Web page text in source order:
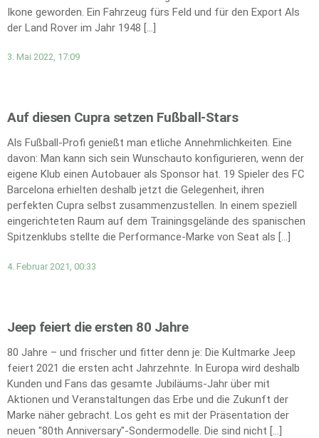
Ikone geworden. Ein Fahrzeug fürs Feld und für den Export Als
der Land Rover im Jahr 1948 […]
3. Mai 2022, 17:09
Auf diesen Cupra setzen Fußball-Stars
Als Fußball-Profi genießt man etliche Annehmlichkeiten. Eine
davon: Man kann sich sein Wunschauto konfigurieren, wenn der
eigene Klub einen Autobauer als Sponsor hat. 19 Spieler des FC
Barcelona erhielten deshalb jetzt die Gelegenheit, ihren
perfekten Cupra selbst zusammenzustellen. In einem speziell
eingerichteten Raum auf dem Trainingsgelände des spanischen
Spitzenklubs stellte die Performance-Marke von Seat als […]
4. Februar 2021, 00:33
Jeep feiert die ersten 80 Jahre
80 Jahre – und frischer und fitter denn je: Die Kultmarke Jeep
feiert 2021 die ersten acht Jahrzehnte. In Europa wird deshalb
Kunden und Fans das gesamte Jubiläums-Jahr über mit
Aktionen und Veranstaltungen das Erbe und die Zukunft der
Marke näher gebracht. Los geht es mit der Präsentation der
neuen "80th Anniversary"-Sondermodelle. Die sind nicht […]